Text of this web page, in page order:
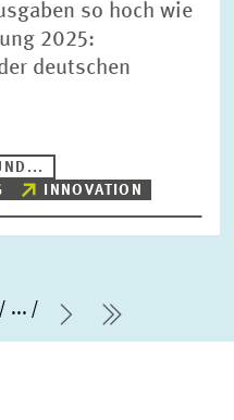
so hoch wie
2025:
deutschen
INNOVATION
Seite
...
Nächste Seite
letzte